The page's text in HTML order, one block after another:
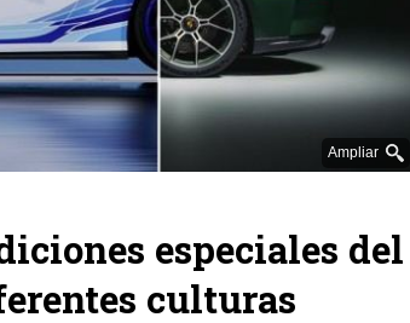
Ampliar
especiales del
culturas